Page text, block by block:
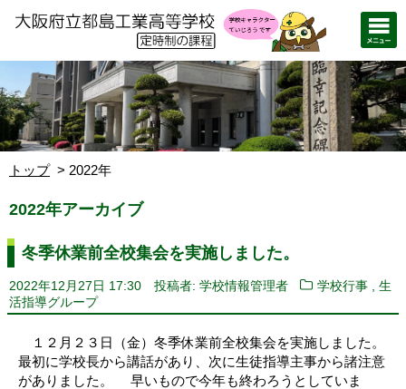
トップ 2022年
2022年アーカイブ
冬季休業前全校集会を実施しました。
2022年12月27日 17:30 投稿者: 学校情報管理者 学校行事 ,生
活指導グループ
１２月２３日（金）冬季休業前全校集会を実施しました。
最初に学校長から講話があり、次に生徒指導主事から諸注意
がありました。 早いもので今年も終わろうとしていま